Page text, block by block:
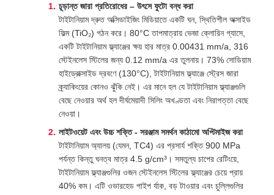
চূড়ান্ত জারা প্রতিরোধের – উৎসে ফুটো বন্ধ করা
টাইটানিয়াম দ্রুত অক্সিডাইজিং মিডিয়াতে একটি ঘন, স্থিতিশীল অক্সাইড
ফিল্ম (TiO₂) গঠন করে। 80°C তাপমাত্রায় ভেজা ক্লোরিন গ্যাসে,
একটি টাইটানিয়াম ফ্ল্যাঞ্জের ক্ষয় হার মাত্র 0.00431 mm/a, 316
স্টেইনলেস স্টিলের জন্য 0.12 mm/a এর তুলনায়। 73% সোডিয়াম
হাইড্রোক্সাইড দ্রবণে (130°C), টাইটানিয়াম ফ্ল্যাঞ্জে স্ট্রেস জারা
ক্র্যাকিংয়ের কোনও ঝুঁকি নেই। এর মানে হল যে টাইটানিয়াম ফ্ল্যাঞ্জগুলি
বেছে নেওয়ার অর্থ হল দীর্ঘমেয়াদী সিলিং অখণ্ডতা এবং নিরাপত্তা বেছে
নেওয়া।
লাইটওয়েট এবং উচ্চ শক্তি - সরঞ্জাম সমর্থন কাঠামো অপ্টিমাইজ করা
টাইটানিয়াম অ্যালয় (যেমন, TC4) এর প্রসার্য শক্তি 900 MPa
পর্যন্ত কিন্তু ঘনত্ব মাত্র 4.5 g/cm³। সমতুল্য চাপের রেটিংয়ে,
টাইটানিয়াম ফ্ল্যাঞ্জগুলির ওজন স্টেইনলেস স্টিলের ফ্ল্যাঞ্জের চেয়ে প্রায়
40% কম। এটি ওভারহেড পাইপ র্যাক, বড় টাওয়ার এবং চুল্লিগুলির